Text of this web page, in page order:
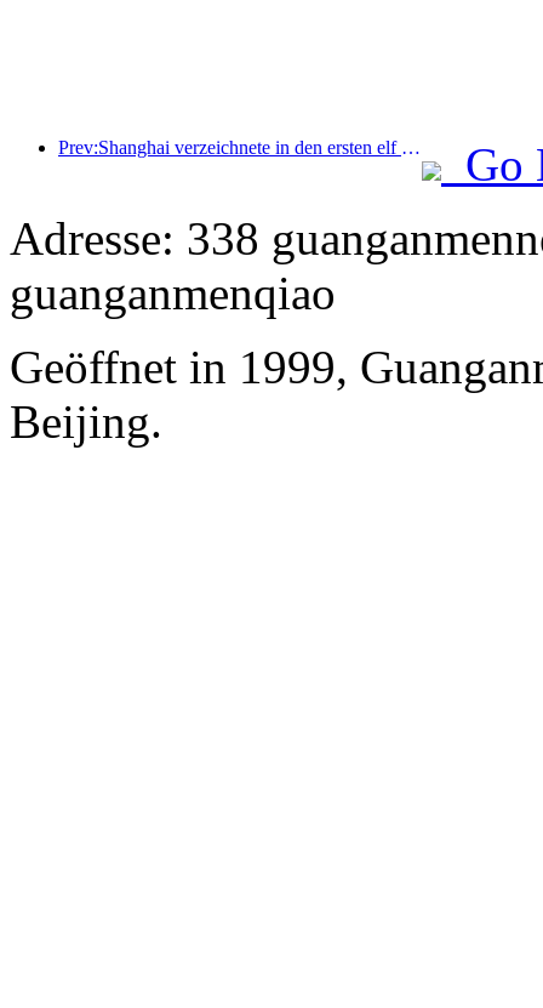
Prev:Shanghai verzeichnete in den ersten elf Monaten des Jahres 8,282 Millionen ankommende Touristen und übertraf damit die anfänglichen Erwartungen.
Go
Adresse: 338
guanganmenqiao
Geöffnet in 1999,
Beijing.